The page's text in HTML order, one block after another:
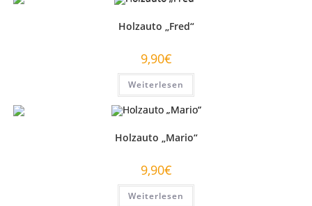
Holzauto „Fred“
9,90€
Weiterlesen
Holzauto „Mario“
9,90€
Weiterlesen